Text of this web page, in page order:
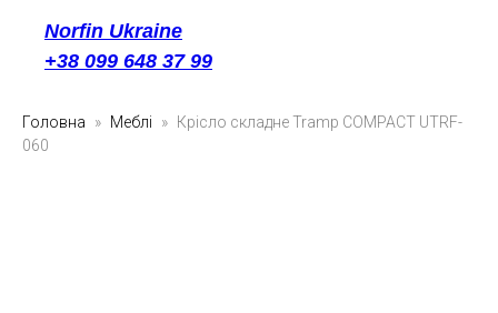
Norfin Ukraine
+38 099 648 37 99
Головна Меблі
Крісло складне Tramp COMPACT UTRF-
060